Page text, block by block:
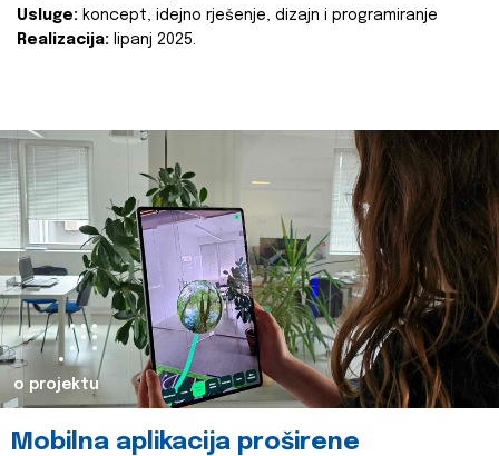
Usluge: koncept, idejno rješenje, dizajn i programiranje
Realizacija: lipanj 2025.
o projektu
Mobilna aplikacija proširene